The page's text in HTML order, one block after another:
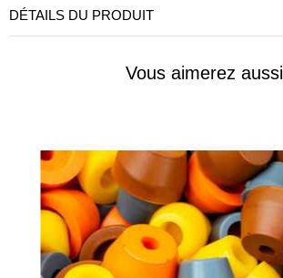
DÉTAILS DU PRODUIT
Vous aimerez aussi